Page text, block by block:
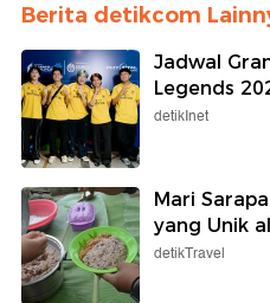
Berita detikcom
Jadwal
Legends
detikInet
Mari
yang Unik
detikTravel